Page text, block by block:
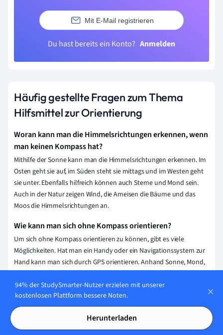
Mit E-Mail registrieren
Du hast bereits ein Konto? Anmelden
Häufig gestellte Fragen zum Thema
Hilfsmittel zur Orientierung
Woran kann man die Himmelsrichtungen erkennen, wenn
man keinen Kompass hat?
Mithilfe der Sonne kann man die Himmelsrichtungen erkennen. Im
Osten geht sie auf, im Süden steht sie mittags und im Westen geht
sie unter. Ebenfalls hilfreich können auch Sterne und Mond sein.
Auch in der Natur zeigen Wind, die Ameisen die Bäume und das
Moos die Himmelsrichtungen an.
Wie kann man sich ohne Kompass orientieren?
Um sich ohne Kompass orientieren zu können, gibt es viele
Möglichkeiten. Hat man ein Handy oder ein Navigationssystem zur
Hand kann man sich durch GPS orientieren. Anhand Sonne, Mond,
bestimmen. Auch eine Kirche ist mit dem Altar Richtung Osten
ausgerichtet.
Welche Hilfsmittel gibt es zur Orientierung?
Es gibt die Landkarte, den Kompass und das GPS, das zum Beispiel
94% der StudySmarter-Nutzer erzielen mit unserer
kostenlosen Plattform bessere Noten.
Herunterladen